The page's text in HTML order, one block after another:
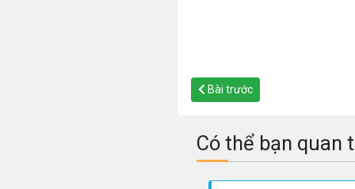
Bài trước
Có thể bạn quan